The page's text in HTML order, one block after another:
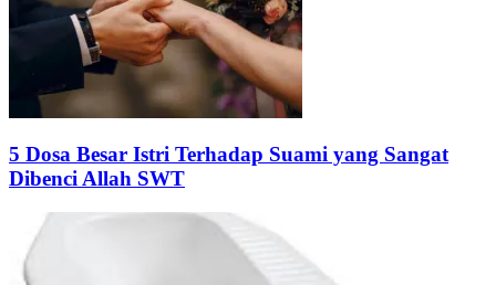
5 Dosa Besar Istri Terhadap Suami yang Sangat
Dibenci Allah SWT